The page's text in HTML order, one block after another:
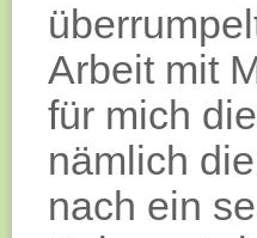
Arbeit mit
für mich
nämlich
nach ein